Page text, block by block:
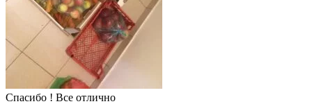
Спасибо ! Все отлично